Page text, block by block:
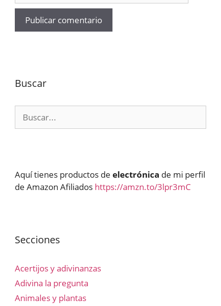
Buscar
Aquí tienes productos de electrónica de mi perfil
de Amazon Afiliados https://amzn.to/3lpr3mC
Secciones
Acertijos y adivinanzas
Adivina la pregunta
Animales y plantas